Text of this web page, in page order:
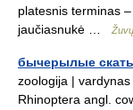
platesnis terminas
jaučiasnukė …
бычерылые
zoologija |
Rhinoptera angl.